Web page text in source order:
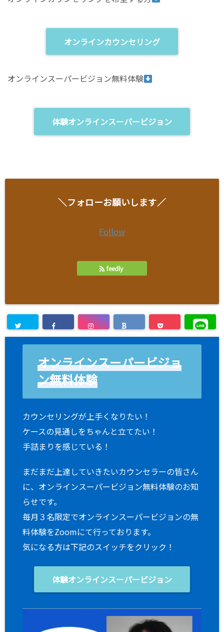
オンラインカウンセリング
オンラインスーパービジョン無料体験
体験オンラインスーパービジョン
＼フォローお願いします／
Follow
feedly
オンラインスーパービジョ
ン無料体験
カウンセリングが上手くなりたい！
ケースの見通しをちゃんと立てたい！
手詰まりを感じている！
まだまだ上達していきたいカウンセラーの皆さん
に、オンラインスーパービジョン無料体験のお知
らせです。
毎月３名限定でオンラインスーパービジョンの無
料体験をZoomにて行っております。
気になる方は下記のスイッチをクリック！
体験オンラインスーパービジョン